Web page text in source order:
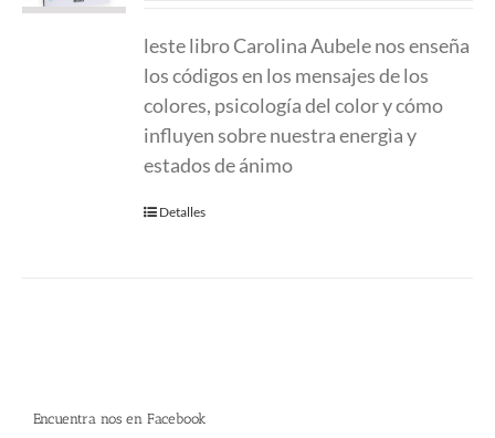
leste libro Carolina Aubele nos enseña
los códigos en los mensajes de los
colores, psicología del color y cómo
influyen sobre nuestra energìa y
estados de ánimo
Detalles
Encuentra nos en Facebook